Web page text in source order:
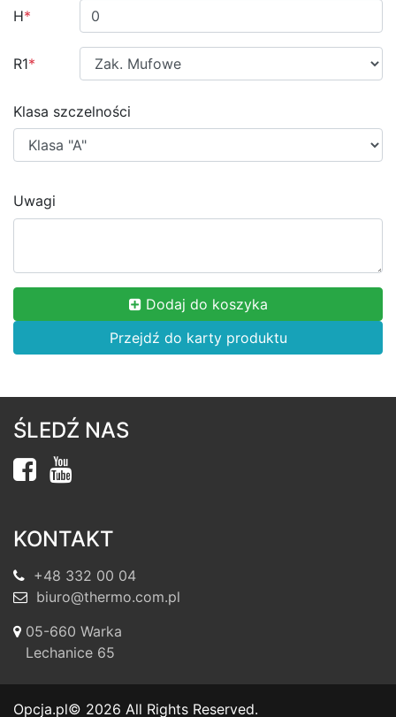
H*
R1*
Klasa szczelności
Uwagi
Dodaj do koszyka
Przejdź do karty produktu
ŚLEDŹ NAS
KONTAKT
+48 332 00 04
biuro@thermo.com.pl
05-660 Warka
Lechanice 65
Opcja.pl© 2026 All Rights Reserved.